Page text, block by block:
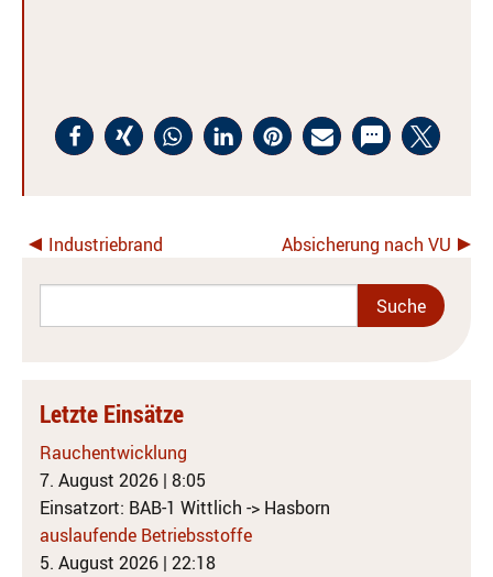
Industriebrand Absicherung nach VU
Letzte Einsätze
Rauchentwicklung
7. August 2026 | 8:05
Einsatzort: BAB-1 Wittlich -> Hasborn
auslaufende Betriebsstoffe
5. August 2026 | 22:18